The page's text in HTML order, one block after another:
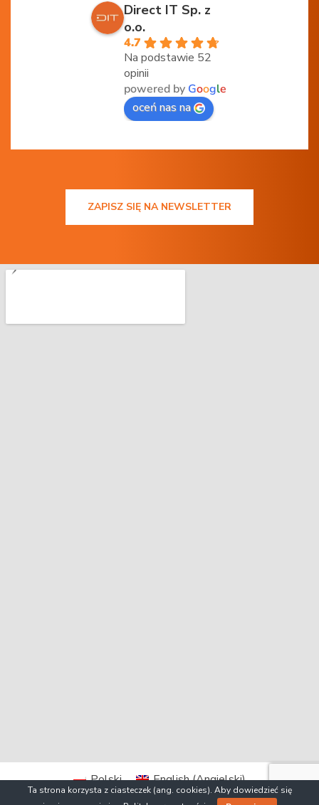
Direct IT Sp. z
o.o.
4.7
Na podstawie 52
opinii
powered by Google
oceń nas na
ZAPISZ SIĘ NA NEWSLETTER
Ta strona korzysta z ciasteczek (ang. cookies). Aby dowiedzieć się
Polski English(Angielski)